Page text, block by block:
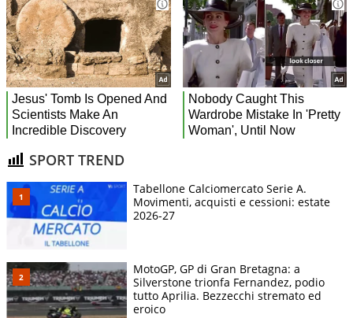
SPORT TREND
Tabellone Calciomercato Serie A.
Movimenti, acquisti e cessioni: estate
2026-27
MotoGP, GP di Gran Bretagna: a
Silverstone trionfa Fernandez, podio
tutto Aprilia. Bezzecchi stremato ed
eroico